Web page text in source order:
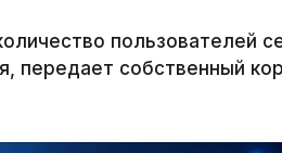
пользователей
передает собственный